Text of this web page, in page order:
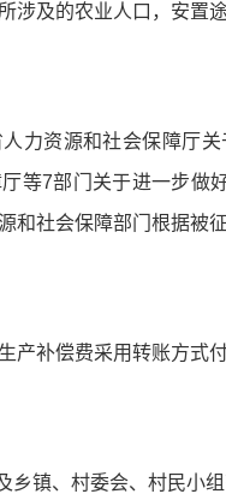
涉及的农业人口，安置
力资源和社会保障厅
厅等7部门关于进一步
和社会保障部门根据被
产补偿费采用转账方式
乡镇、村委会、村民小